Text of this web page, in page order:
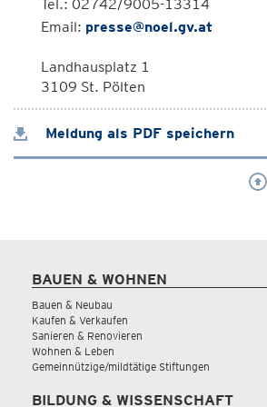
Tel.: 02742/9005-13314
Email: presse@noel.gv.at
Landhausplatz 1
3109 St. Pölten
Meldung als PDF speichern
BAUEN & WOHNEN
Bauen & Neubau
Kaufen & Verkaufen
Sanieren & Renovieren
Wohnen & Leben
Gemeinnützige/mildtätige Stiftungen
BILDUNG & WISSENSCHAFT